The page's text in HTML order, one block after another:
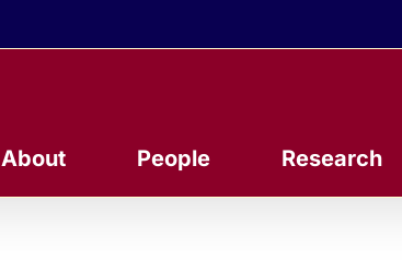
About People Research